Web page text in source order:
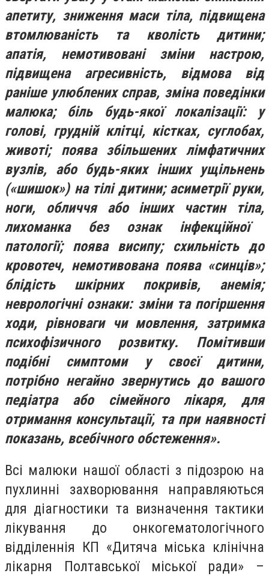
апетиту, зниження маси тіла, підвищена
втомлюваність та кволість дитини;
апатія, немотивовані зміни настрою,
підвищена агресивність, відмова від
раніше улюблених справ, зміна поведінки
малюка; біль будь-якої локалізації: у
голові, грудній клітці, кістках, суглобах,
животі; поява збільшених лімфатичних
вузлів, або будь-яких інших ущільнень
(«шишок») на тілі дитини; асиметрії руки,
ноги, обличчя або інших частин тіла,
лихоманка без ознак інфекційної
патології; поява висипу; схильність до
кровотеч, немотивована поява «синців»;
блідість шкірних покривів, анемія;
неврологічні ознаки: зміни та погіршення
ходи, рівноваги чи мовлення, затримка
психофізичного розвитку. Помітивши
подібні симптоми у своєї дитини,
потрібно негайно звернутись до вашого
педіатра або сімейного лікаря, для
отримання консультації, та при наявності
показань, всебічного обстеження».
Всі малюки нашої області з підозрою на
пухлинні захворювання направляються
для діагностики та визначення тактики
лікування до онкогематологічного
відділеннія КП «Дитяча міська клінічна
лікарня Полтавської міської ради» –